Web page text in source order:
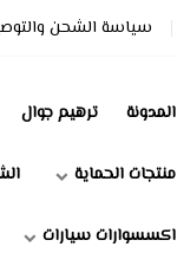
سياسة الشحن
المدونة ترهيم جوال
منتجات الحماية
اكسسوارات سيارات